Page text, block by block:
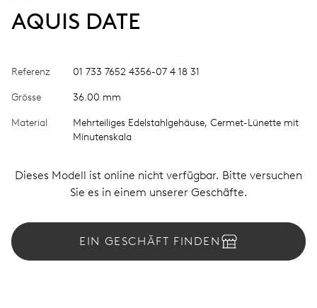
AQUIS DATE
Referenz 01 733 7652 4356-07 4 18 31
Grösse 36.00 mm
Material
Mehrteiliges Edelstahlgehäuse, Cermet-Lünette mit
Minutenskala
Dieses Modell ist online nicht verfügbar. Bitte versuchen
Sie es in einem unserer Geschäfte.
EIN GESCHÄFT FINDEN